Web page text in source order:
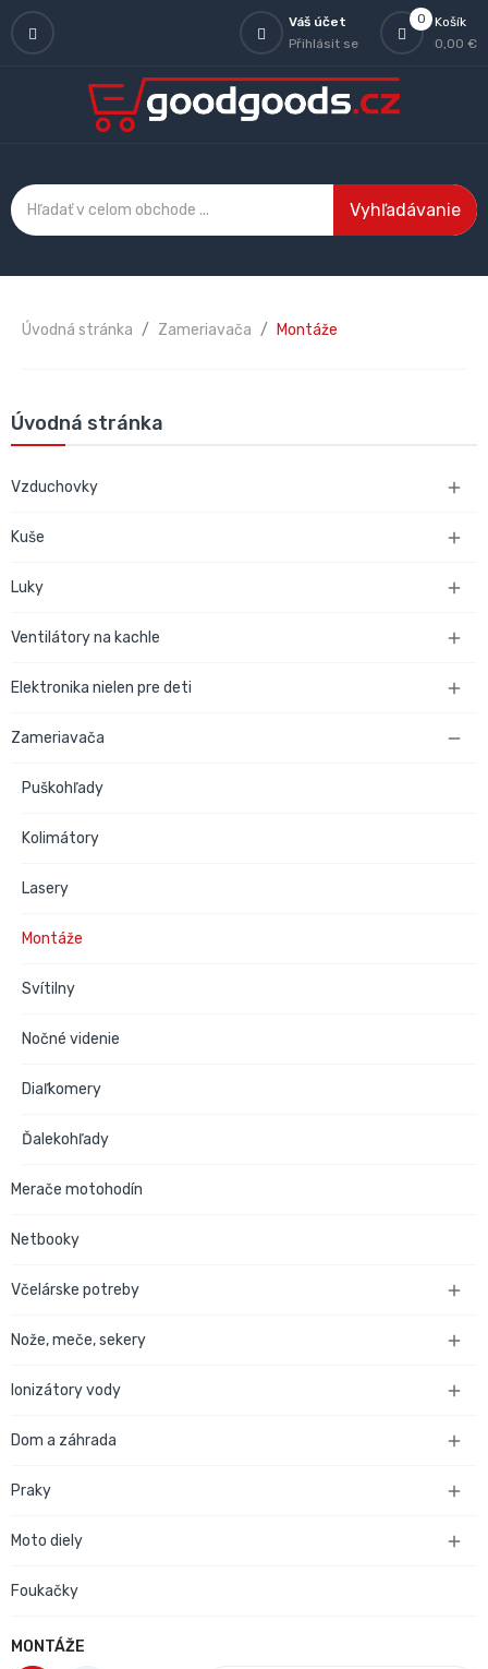
0
Košík
0,00 €
Váš účet
Přihlásit se
Vyhľadávanie
Úvodná stránka Zameriavača Montáže
Úvodná stránka
Vzduchovky 
Kuše 
Luky 
Ventilátory na kachle 
Elektronika nielen pre deti 
Zameriavača 
Puškohľady
Kolimátory
Lasery
Montáže
Svítilny
Nočné videnie
Diaľkomery
Ďalekohľady
Merače motohodín
Netbooky
Včelárske potreby 
Nože, meče, sekery 
Ionizátory vody 
Dom a záhrada 
Praky 
Moto diely 
Foukačky
MONTÁŽE